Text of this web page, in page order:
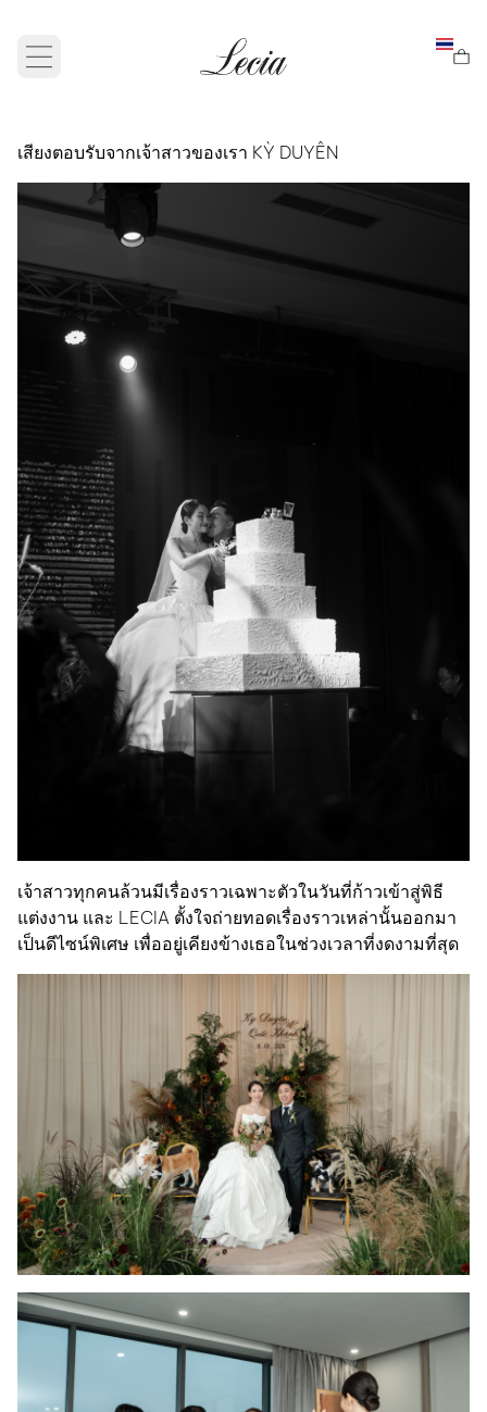
Open main menu
เสียงตอบรับจากเจ้าสาวของเรา KỲ DUYÊN
เจ้าสาวทุกคนล้วนมีเรื่องราวเฉพาะตัวในวันที่ก้าวเข้าสู่พิธี
แต่งงาน และ LECIA ตั้งใจถ่ายทอดเรื่องราวเหล่านั้นออกมา
เป็นดีไซน์พิเศษ เพื่ออยู่เคียงข้างเธอในช่วงเวลาที่งดงามที่สุด